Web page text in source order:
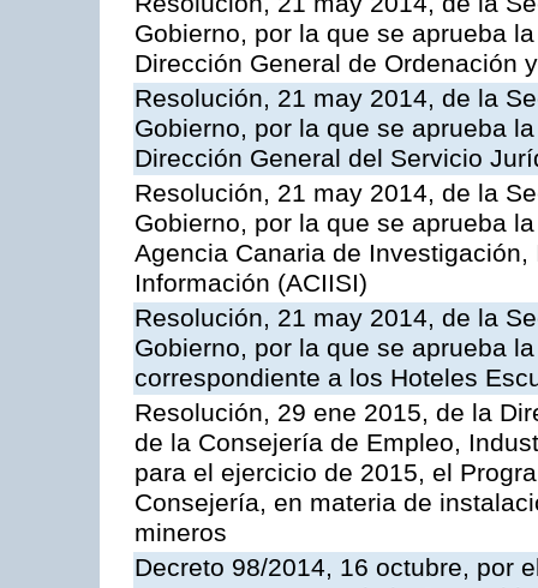
Gobierno, por la que se aprueba
Dirección General de Ordenación
Resolución, 21 may 2014, de la
Gobierno, por la que se aprueba
Dirección General del Servicio
Resolución, 21 may 2014, de la
Gobierno, por la que se aprueba
Agencia Canaria de
Información (ACIISI)
Resolución, 21 may 2014, de la
Gobierno, por la que se aprueba
correspondiente a los Hoteles
Resolución, 29 ene 2015, de la
de la Consejería de Empleo,
para el ejercicio de 2015, el
Consejería, en materia de
mineros
Decreto 98/2014, 16 octubre, por